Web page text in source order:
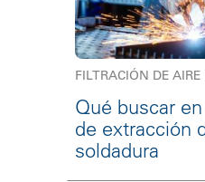
FILTRACIÓN DE
Qué buscar
de extracción
soldadura